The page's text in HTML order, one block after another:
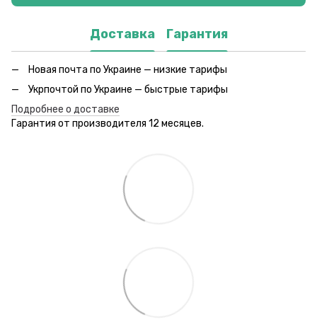
Доставка Гарантия
Новая почта по Украине — низкие тарифы
Укрпочтой по Украине — быстрые тарифы
Подробнее о доставке
Гарантия от производителя 12 месяцев.